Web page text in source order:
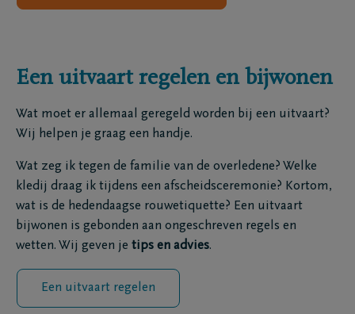
Een uitvaart regelen en bijwonen
Wat moet er allemaal geregeld worden bij een uitvaart?
Wij helpen je graag een handje.
Wat zeg ik tegen de familie van de overledene? Welke
kledij draag ik tijdens een afscheidsceremonie? Kortom,
wat is de hedendaagse rouwetiquette? Een uitvaart
bijwonen is gebonden aan ongeschreven regels en
wetten. Wij geven je tips en advies.
Een uitvaart regelen